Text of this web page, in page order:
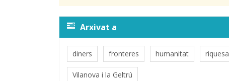
Arxivat a
diners fronteres humanitat riquesa
Vilanova i la Geltrú